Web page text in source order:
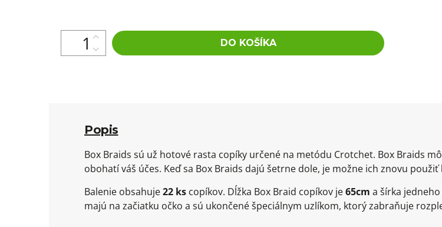
DO KOŠÍKA
Popis
Box Braids sú už hotové rasta copíky určené na metódu Crotchet. Box Braids
obohatí váš účes. Keď sa Box Braids dajú šetrne dole, je možne ich znovu
Balenie obsahuje22 ks copíkov. Dĺžka Box Braid copíkov je65cm a šírka
majú na začiatku očko a sú ukončené špeciálnym uzlíkom, ktorý zabraňuje